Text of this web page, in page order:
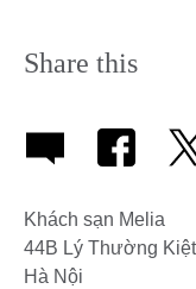
Share this
Khách sạn Melia
44B Lý Thường Kiệt
Hà Nội